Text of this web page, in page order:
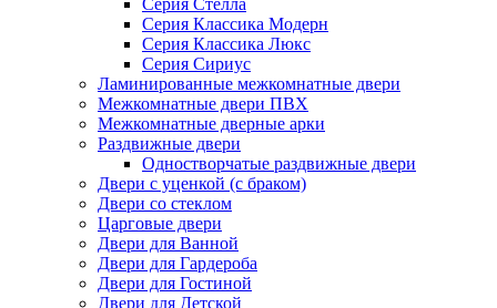
Серия Стелла
Серия Классика Модерн
Серия Классика Люкс
Серия Сириус
Ламинированные межкомнатные двери
Межкомнатные двери ПВХ
Межкомнатные дверные арки
Раздвижные двери
Одностворчатые раздвижные двери
Двери с уценкой (с браком)
Двери со стеклом
Царговые двери
Двери для Ванной
Двери для Гардероба
Двери для Гостиной
Двери для Детской